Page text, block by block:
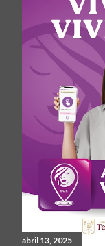
abril 13, 2025